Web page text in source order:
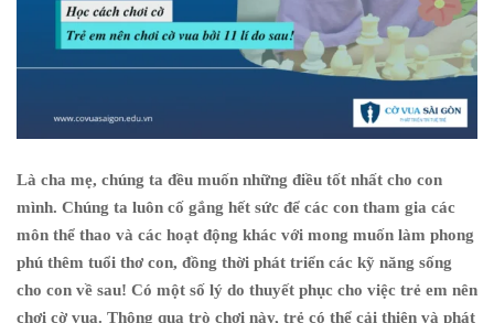
Là cha mẹ, chúng ta đều muốn những điều tốt nhất cho con
mình. Chúng ta luôn cố gắng hết sức để các con tham gia các
môn thể thao và các hoạt động khác với mong muốn làm phong
phú thêm tuổi thơ con, đồng thời phát triển các kỹ năng sống
cho con về sau! Có một số lý do thuyết phục cho việc trẻ em nên
chơi cờ vua. Thông qua trò chơi này, trẻ có thể cải thiện và phát